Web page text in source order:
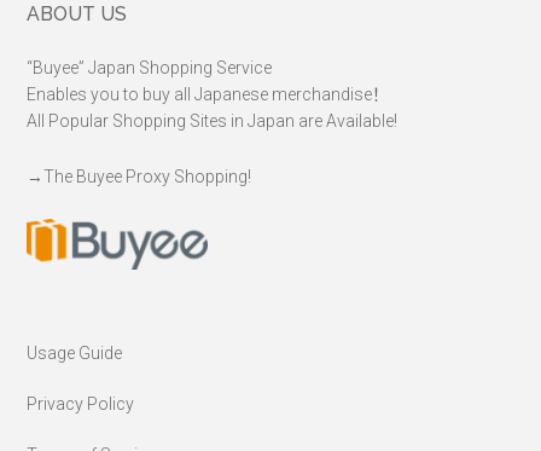
Footer
ABOUT US
“Buyee” Japan Shopping Service
Enables you to buy all Japanese merchandise！
All Popular Shopping Sites in Japan are Available!
→The Buyee Proxy Shopping!
Usage Guide
Privacy Policy